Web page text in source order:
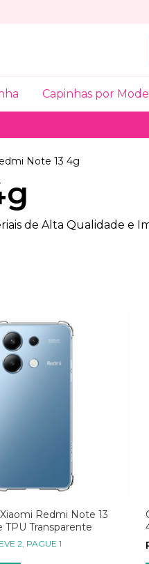
Capinhas por
Note 13 4g
de Alta Qualidade
Redmi Note 13
TPU Transparente
2, PAGUE 1